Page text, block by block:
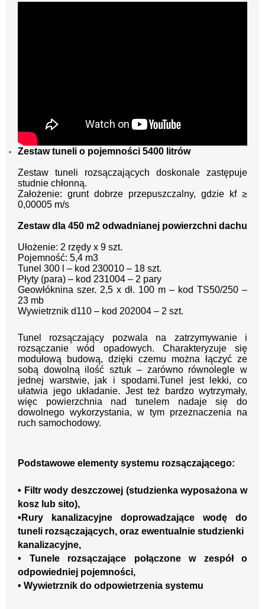
Zestaw tuneli o pojemności 5400 litrów
Zestaw tuneli rozsączających doskonale zastępuje
studnie chłonną.
Założenie: grunt dobrze przepuszczalny, gdzie kf ≥
0,00005 m/s
Zestaw dla 450 m2 odwadnianej powierzchni dachu
Ułożenie: 2 rzędy x 9 szt.
Pojemność: 5,4 m3
Tunel 300 l – kod 230010 – 18 szt.
Płyty (para) – kod 231004 – 2 pary
Geowłóknina szer. 2,5 x dł. 100 m – kod TS50/250 –
23 mb
Wywietrznik d110 – kod 202004 – 2 szt.
Tunel rozsączający pozwala na zatrzymywanie i
rozsączanie wód opadowych. Charakteryzuje się
modułową budową, dzięki czemu można łączyć ze
sobą dowolną ilość sztuk – zarówno równolegle w
jednej warstwie, jak i spodami.Tunel jest lekki, co
ułatwia jego układanie. Jest też bardzo wytrzymały,
więc powierzchnia nad tunelem nadaje się do
dowolnego wykorzystania, w tym przeznaczenia na
ruch samochodowy.
Podstawowe elementy systemu rozsączającego:
• Filtr wody deszczowej (studzienka wyposażona w
kosz lub sito),
• Rury kanalizacyjne doprowadzające wodę do
tuneli rozsączających, oraz ewentual nie studzienki
kanalizacyjne,
•
Tunele rozsączające
połączone w zespół o
odpowiedniej pojemności,
• Wywietrznik do odpowietrzenia systemu